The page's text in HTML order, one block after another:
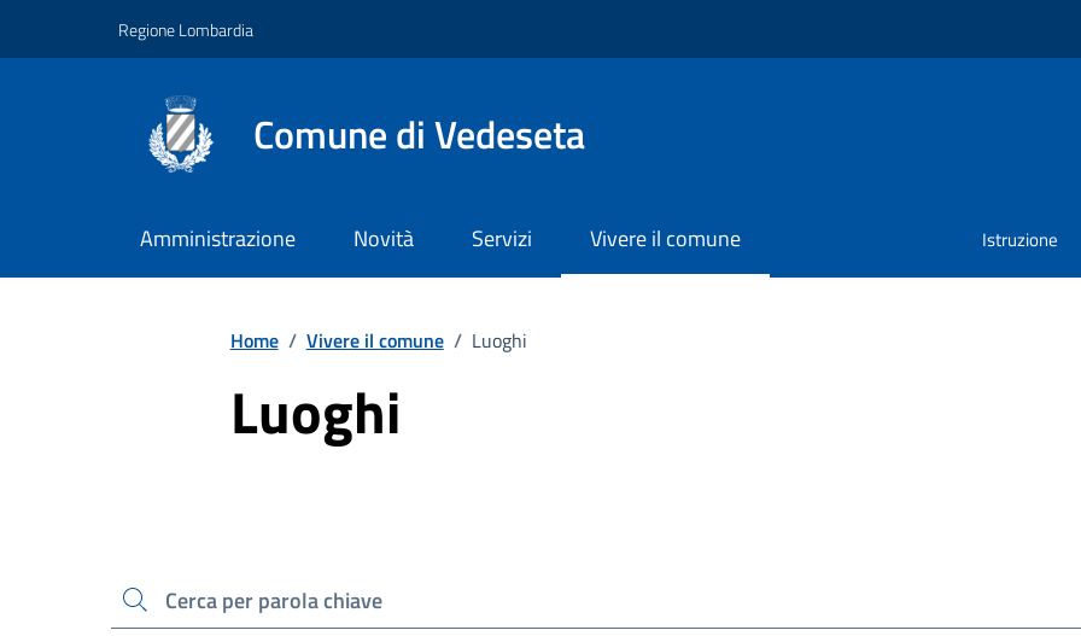
Regione Lombardia
Comune di Vedeseta
Amministrazione Novità Servizi Vivere il comune Istruzione
Home / Vivere il comune / Luoghi
Luoghi
Cerca una parola chiave